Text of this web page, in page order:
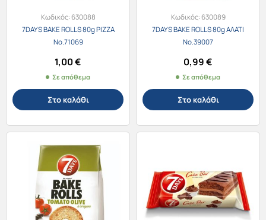
Κωδικός:630088
7DAYS BAKE ROLLS 80g PIZZA
Νο.71069
1,00€
Σε απόθεμα
Στο καλάθι
Κωδικός:630089
7DAYS BAKE ROLLS 80g ΑΛΑΤΙ
Νο.39007
0,99€
Σε απόθεμα
Στο καλάθι